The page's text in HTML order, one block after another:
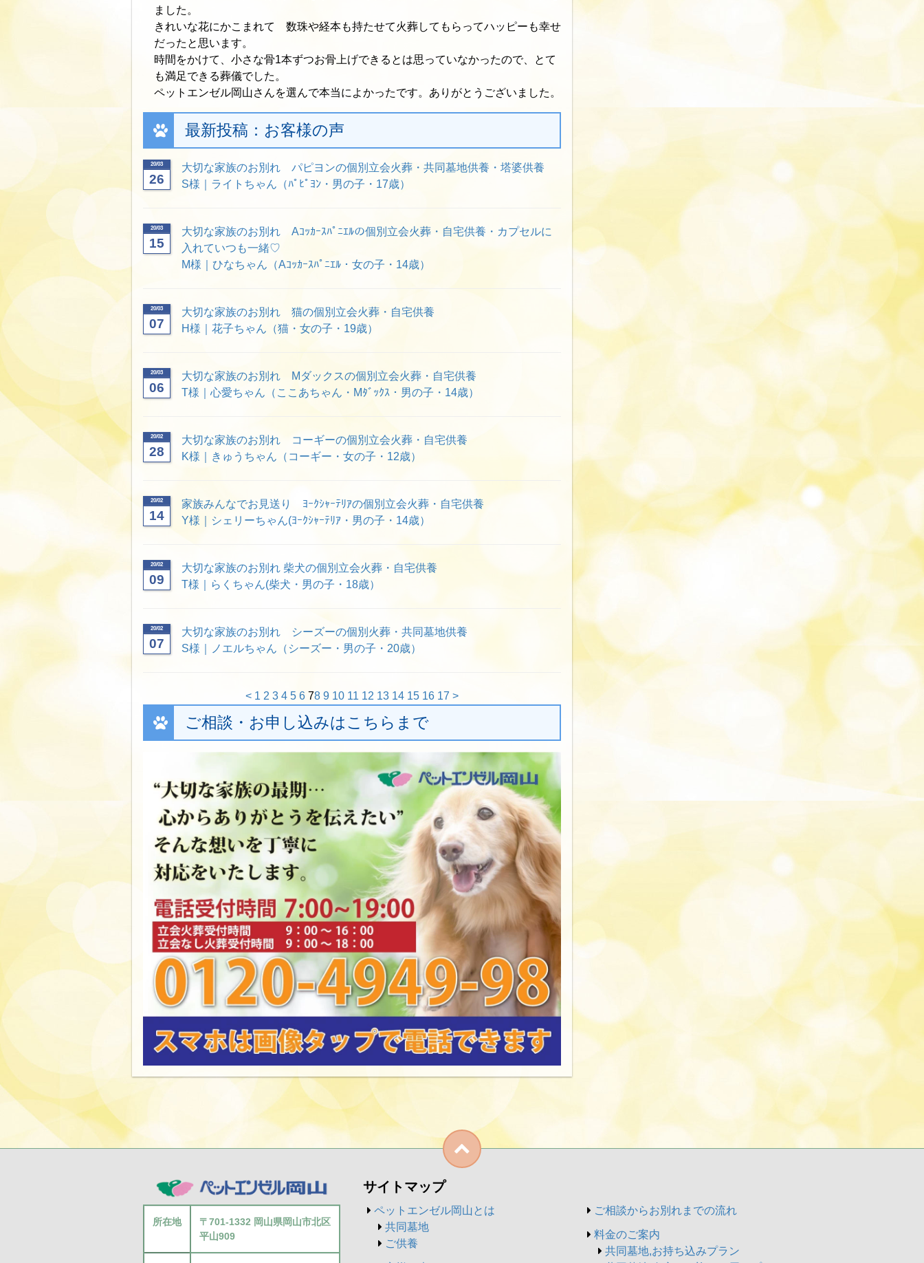
ました。
きれいな花にかこまれて 数珠や経本も持たせて火葬してもらってハッピーも幸せ
だったと思います。
時間をかけて、小さな骨1本ずつお骨上げできるとは思っていなかったので、とて
も満足できる葬儀でした。
ペットエンゼル岡山さんを選んで本当によかったです。ありがとうございました。
最新投稿：お客様の声
20/03
26
大切な家族のお別れ パピヨンの個別立会火葬・共同墓地供養・塔婆供養
S様｜ライトちゃん（ﾊﾟﾋﾟﾖﾝ・男の子・17歳）
20/03
15
大切な家族のお別れ Aｺｯｶｰｽﾊﾟﾆｴﾙの個別立会火葬・自宅供養・カプセルに
入れていつも一緒♡
M様｜ひなちゃん（Aｺｯｶｰｽﾊﾟﾆｴﾙ・女の子・14歳）
20/03
07
大切な家族のお別れ 猫の個別立会火葬・自宅供養
H様｜花子ちゃん（猫・女の子・19歳）
20/03
06
大切な家族のお別れ Mダックスの個別立会火葬・自宅供養
T様｜心愛ちゃん（ここあちゃん・Mﾀﾞｯｸｽ・男の子・14歳）
20/02
28
大切な家族のお別れ コーギーの個別立会火葬・自宅供養
K様｜きゅうちゃん（コーギー・女の子・12歳）
20/02
14
家族みんなでお見送り ﾖｰｸｼｬｰﾃﾘｱの個別立会火葬・自宅供養
Y様｜シェリーちゃん(ﾖｰｸｼｬｰﾃﾘｱ・男の子・14歳）
20/02
09
大切な家族のお別れ 柴犬の個別立会火葬・自宅供養
T様｜らくちゃん(柴犬・男の子・18歳）
20/02
07
大切な家族のお別れ シーズーの個別火葬・共同墓地供養
S様｜ノエルちゃん（シーズー・男の子・20歳）
< 1 2 3 4 5 6 78 9 10 11 12 13 14 15 16 17 >
ご相談・お申し込みはこちらまで
所在地
〒701-1332 岡山県岡山市北区
平山909
サイトマップ
ペットエンゼル岡山とは
共同墓地
ご供養
ご相談からお別れまでの流れ
料金のご案内
共同墓地,お持ち込みプラン